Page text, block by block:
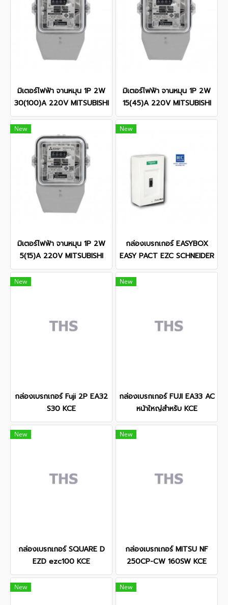
มิเตอร์ไฟฟ้า จานหมุน 1P 2W
30(100)A 220V MITSUBISHI
มิเตอร์ไฟฟ้า จานหมุน 1P 2W
15(45)A 220V MITSUBISHI
New
มิเตอร์ไฟฟ้า จานหมุน 1P 2W
5(15)A 220V MITSUBISHI
New
กล่องเบรกเกอร์ EASYBOX
EASY PACT EZC SCHNEIDER
New
กล่องเบรกเกอร์ Fuji 2P EA32
S30 KCE
New
กล่องเบรกเกอร์ FUJI EA33 AC
หน้าใหญ่สำหรับ KCE
New
กล่องเบรกเกอร์ SQUARE D
EZD ezc100 KCE
New
กล่องเบรกเกอร์ MITSU NF
250CP-CW 160SW KCE
New New